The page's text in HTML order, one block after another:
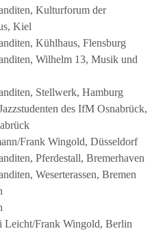
Kulturforum der
Kiel
Kühlhaus, Flensburg
Wilhelm 13, Musik und
Stellwerk, Hamburg
des IfM Osnabrück,
Frank Wingold, Düsseldorf
Pferdestall, Bremerhaven
Weserterassen, Bremen
Frank Wingold, Berlin